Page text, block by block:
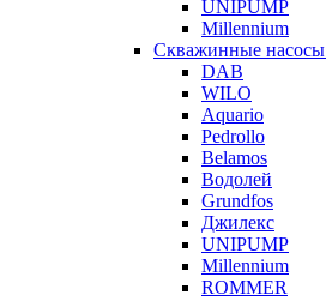
UNIPUMP
Millennium
Скважинные насосы
DAB
WILO
Aquario
Pedrollo
Belamos
Водолей
Grundfos
Джилекс
UNIPUMP
Millennium
ROMMER